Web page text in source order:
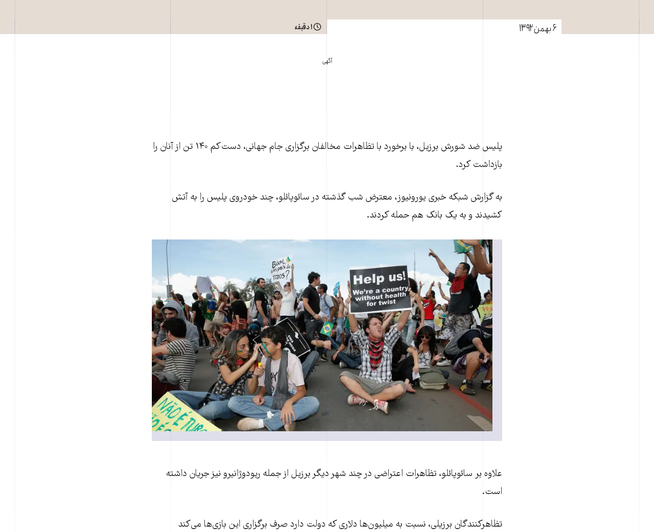
۶ بهمن ۱۳۹۲ ۱ دقیقه
آگهی
پلیس ضد شورش برزیل، با برخورد با تظاهرات مخالفان برگزاری جام جهانی، دست‌کم ۱۴۰ تن از آنان را
بازداشت کرد.
به گزارش شبکه خبری یورونیوز، معترض شب گذشته در سائوپائلو، چند خودروی پلیس را به آتش
کشیدند و به یک بانک هم حمله کردند.
علاوه بر سائوپائلو، تظاهرات اعتراضی در چند شهر دیگر برزیل از جمله ریودوژانیرو نیز جریان داشته
است.
تظاهرکنندگان برزیلی، نسبت به میلیون‌ها دلاری که دولت دارد صرف برگزاری این بازی‌ها می‌‌کند